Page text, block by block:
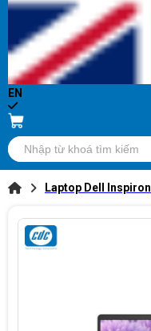
EN
Laptop Dell Inspiron